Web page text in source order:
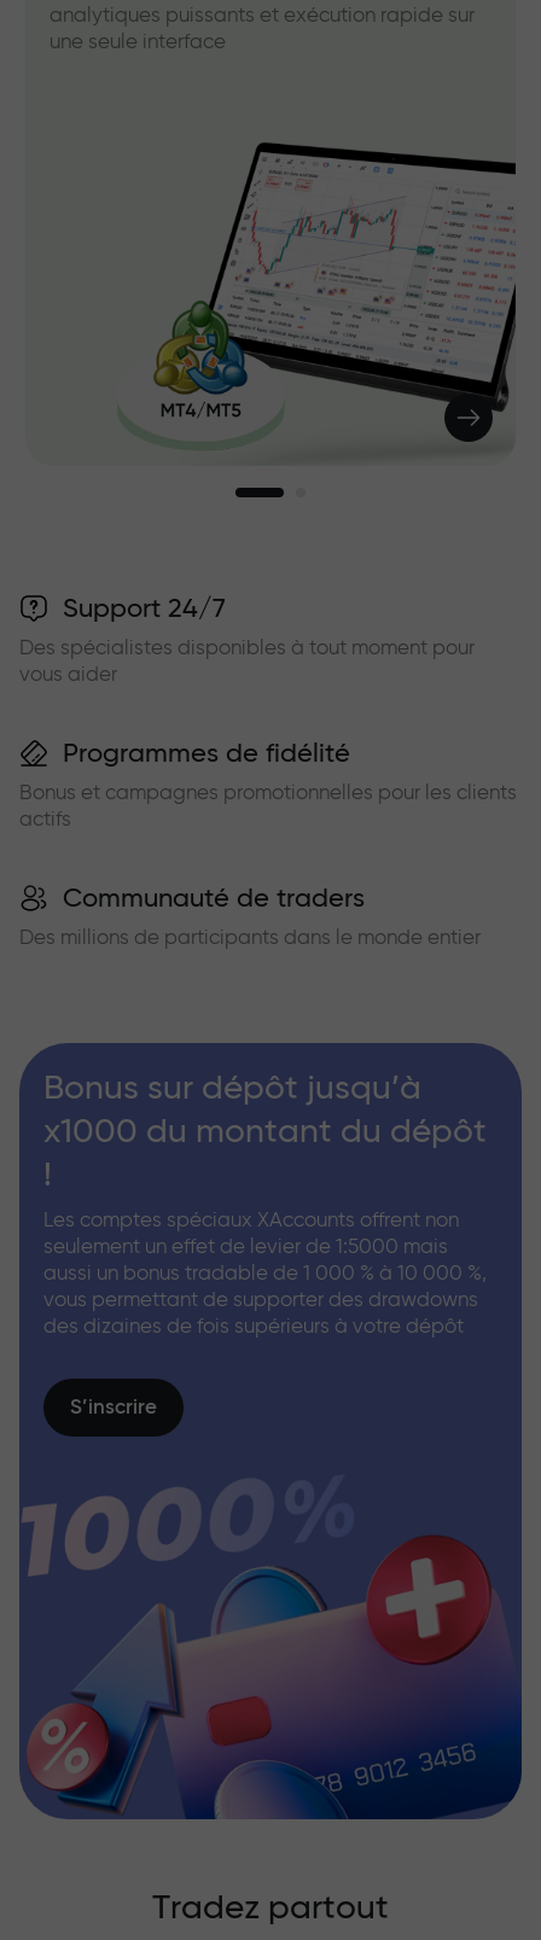
analytiques puissants et exécution rapide sur
une seule interface
Support 24/7
Des spécialistes disponibles à tout moment pour
vous aider
Programmes de fidélité
Bonus et campagnes promotionnelles pour les clients
actifs
Communauté de traders
Des millions de participants dans le monde entier
Bonus sur dépôt jusqu’à
x1000 du montant du dépôt
!
Les comptes spéciaux XAccounts offrent non
seulement un effet de levier de 1:5000 mais
aussi un bonus tradable de 1 000 % à 10 000 %,
vous permettant de supporter des drawdowns
des dizaines de fois supérieurs à votre dépôt
S’inscrire
Tradez partout